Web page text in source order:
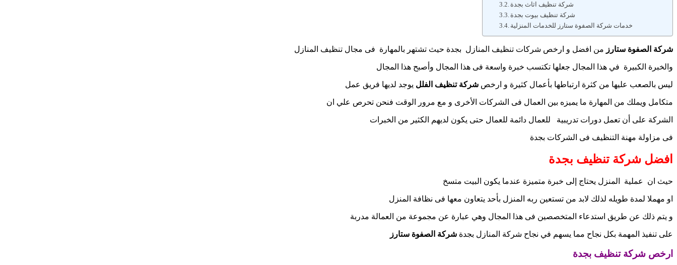
شركة تنظيف اثاث بجدة
شركة تنظيف بيوت بجدة
خدمات شركة الصفوة ستارز للخدمات المنزلية
شركة الصفوة ستارز من افضل و ارخص شركات تنظيف المنازل بجدة حيث تشتهر بالمهارة فى مجال تنظيف المنازل
والخبرة الكبيرة في هذا المجال جعلها تكتسب خبرة واسعة فى هذا المجال وأصبح هذا المجال
ليس بالصعب عليها من كثرة ارتباطها بأعمال كثيرة و ارخص شركة تنظيف الفلل يوجد لديها فريق عمل
متكامل ويملك من المهارة ما يميزه بين العمال فى الشركات الأخرى و مع مرور الوقت فنحن تحرص علي ان
الشركة على أن تعمل دورات تدريبية للعمال دائمة للعمال حتى يكون لديهم الكثير من الخبرات
فى مزاولة مهنة التنظيف فى الشركات بجدة
افضل شركة تنظيف بجدة
حيث ان عملية المنزل يحتاج إلى خبرة متميزة عندما يكون البيت متسخ
او مهملا لمدة طويله لذلك لابد من تستعين ربه المنزل بأحد يتعاون معها فى نظافة المنزل
و يتم ذلك عن طريق استدعاء المتخصصين فى هذا المجال وهي عبارة عن مجموعة من العمالة مدربة
على تنفيذ المهمة بكل نجاح مما يسهم في نجاح شركة المنازل بجدة شركة الصفوة ستارز
ارخص شركة تنظيف بجدة